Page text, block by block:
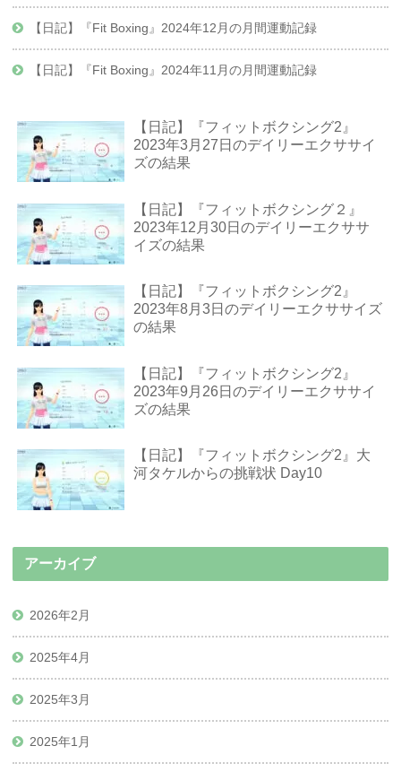
【日記】『Fit Boxing』2024年12月の月間運動記録
【日記】『Fit Boxing』2024年11月の月間運動記録
【日記】『フィットボクシング2』
2023年3月27日のデイリーエクササイ
ズの結果
【日記】『フィットボクシング２』
2023年12月30日のデイリーエクササ
イズの結果
【日記】『フィットボクシング2』
2023年8月3日のデイリーエクササイズ
の結果
【日記】『フィットボクシング2』
2023年9月26日のデイリーエクササイ
ズの結果
【日記】『フィットボクシング2』大
河タケルからの挑戦状 Day10
アーカイブ
2026年2月
2025年4月
2025年3月
2025年1月